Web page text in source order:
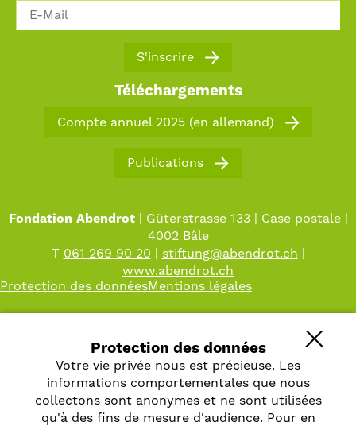
Qu'est-ce qui vous intéresse le plus?*
Prestations pour les assurés/employeurs
Chiffres et faits
Projets immobiliers
Titres de placement
S'inscrire
Téléchargements
Compte annuel 2025 (en allemand)
Publications
Fondation Abendrot| Güterstrasse 133 | Case postale |
4002 Bâle
T 061 269 90 20 | stiftung@abendrot.ch |
www.abendrot.ch
Protection des donnéesMentions légales
Protection des données
Votre vie privée nous est précieuse. Les
informations comportementales que nous
collectons sont anonymes et ne sont utilisées
qu'à des fins de mesure d'audience. Pour en